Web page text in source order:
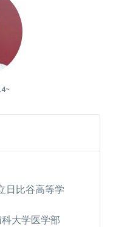
日比谷高等学
大学医学部